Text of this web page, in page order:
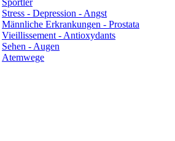
Sportler
Stress - Depression - Angst
Männliche Erkrankungen - Prostata
Vieillissement - Antioxydants
Sehen - Augen
Atemwege